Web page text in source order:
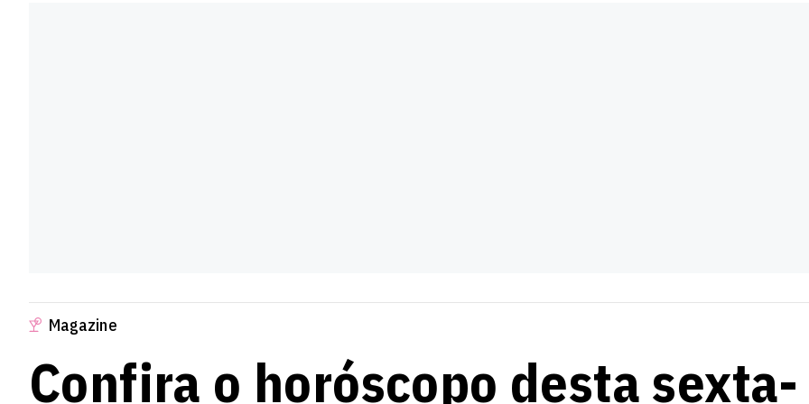
Para o signo de Escorpião, o dia sinaliza a necessidade de valorizar as relações que
valores e objetivos comuns. Pode ser um bom momento para ampliar horizontes e
Magazine
Confira o horóscopo desta sexta-